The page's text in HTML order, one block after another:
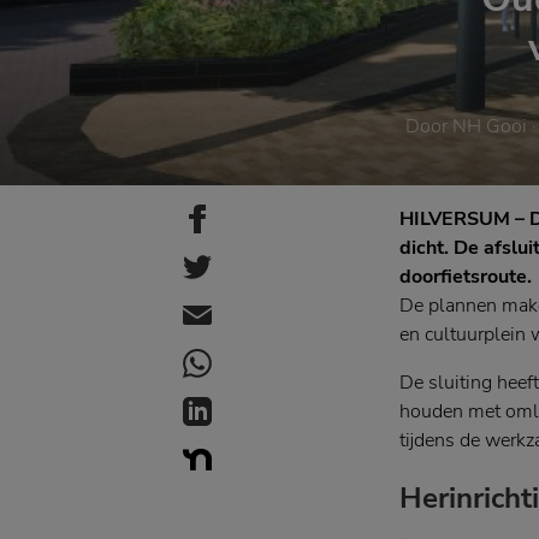
Door NH Gooi
HILVERSUM
dicht. De
doorfietsroute.
De plannen
en cultuurplein
De sluiting
houden met
tijdens de